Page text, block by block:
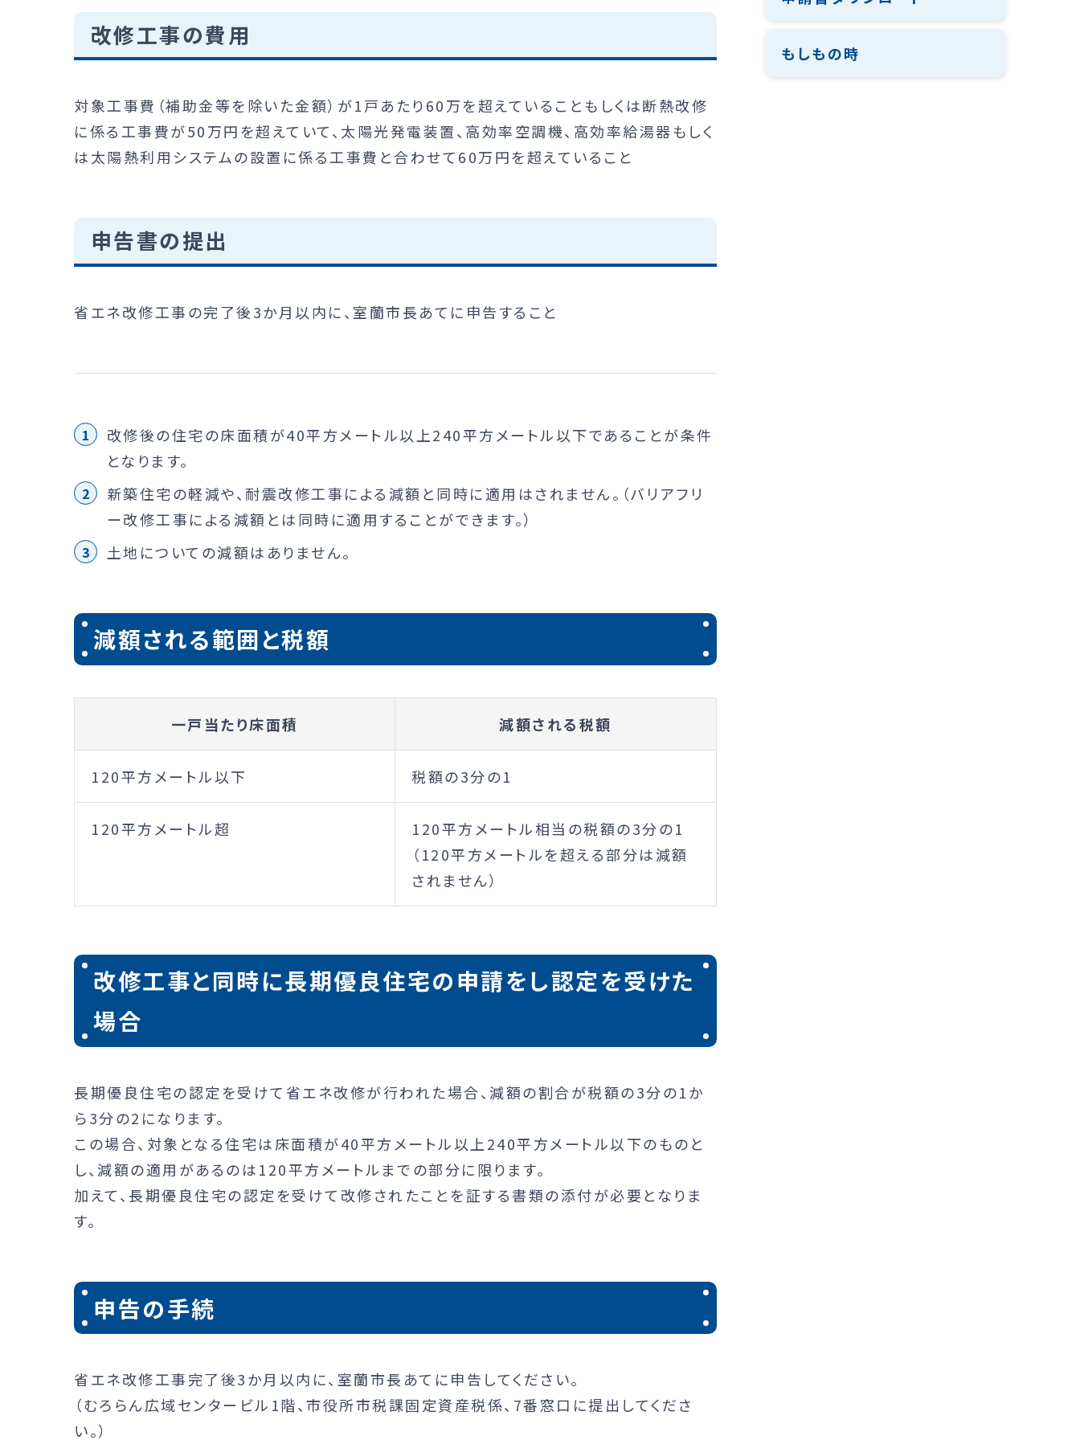
改修工事の費用
対象工事費（補助金等を除いた金額）が1戸あたり60万を超えていることもしくは断熱改修
に係る工事費が50万円を超えていて、太陽光発電装置、高効率空調機、高効率給湯器もしく
は太陽熱利用システムの設置に係る工事費と合わせて60万円を超えていること
申告書の提出
省エネ改修工事の完了後3か月以内に、室蘭市長あてに申告すること
改修後の住宅の床面積が40平方メートル以上240平方メートル以下であることが条件
となります。
新築住宅の軽減や、耐震改修工事による減額と同時に適用はされません。（バリアフリ
ー改修工事による減額とは同時に適用することができます。）
土地についての減額はありません。
減額される範囲と税額
一戸当たり床面積 減額される税額
120平方メートル以下 税額の3分の1
120平方メートル超
120平方メートル相当の税額の3分の1
（120平方メートルを超える部分は減額
されません）
改修工事と同時に長期優良住宅の申請をし認定を受けた
場合
長期優良住宅の認定を受けて省エネ改修が行われた場合、減額の割合が税額の3分の1か
ら3分の2になります。
この場合、対象となる住宅は床面積が40平方メートル以上240平方メートル以下のものと
し、減額の適用があるのは120平方メートルまでの部分に限ります。
加えて、長期優良住宅の認定を受けて改修されたことを証する書類の添付が必要となりま
す。
申告の手続
省エネ改修工事完了後3か月以内に、室蘭市長あてに申告してください。
（むろらん広域センタービル1階、市役所市税課固定資産税係、7番窓口に提出してくださ
い。）
もしもの時